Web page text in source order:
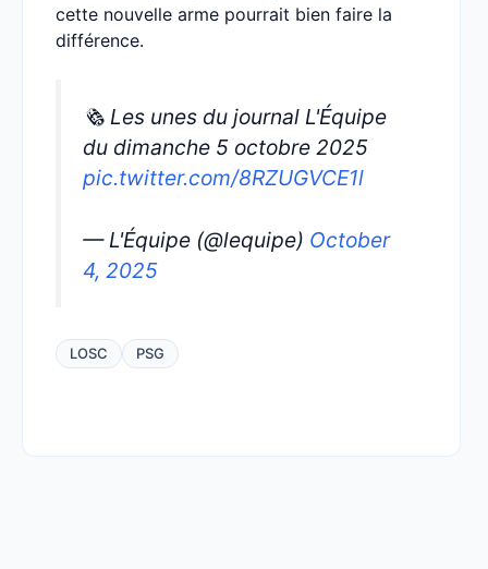
cette nouvelle arme pourrait bien faire la
différence.
🗞️ Les unes du journal L'Équipe
du dimanche 5 octobre 2025
pic.twitter.com/8RZUGVCE1l
— L'Équipe (@lequipe) October
4, 2025
LOSC PSG